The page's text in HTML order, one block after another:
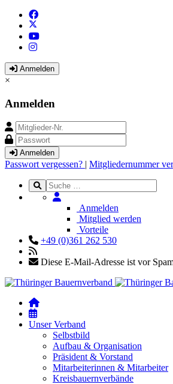
Anmelden
×
Anmelden
Anmelden
Passwort vergessen? | Mitgliedernummer
Anmelden
Mitglied werden
Vorteile
+49 (0)361 262 530
Diese E-Mail-Adresse ist vor
Unser Verband
Selbstbild
Aufbau & Organisation
Präsident & Vorstand
Mitarbeiterinnen & Mitarbeiter
Kreisbauernverbände